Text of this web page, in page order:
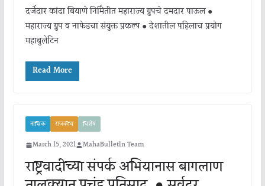
दर्जेदार कांदा बियाणे निर्मितीत महाराज्य ग्रुपचे दमदार पाऊल ●
महाराज्य ग्रुप व नाफेडचा संयुक्त प्रकल्प ● देशातील पहिलाच प्रयोग
महाबुलेटिन
Read More
नासिक राजकीय विशेष
March 15, 2021 MahaBulletin Team
राष्ट्रवादीच्या संपर्क अभियानास बागलाण